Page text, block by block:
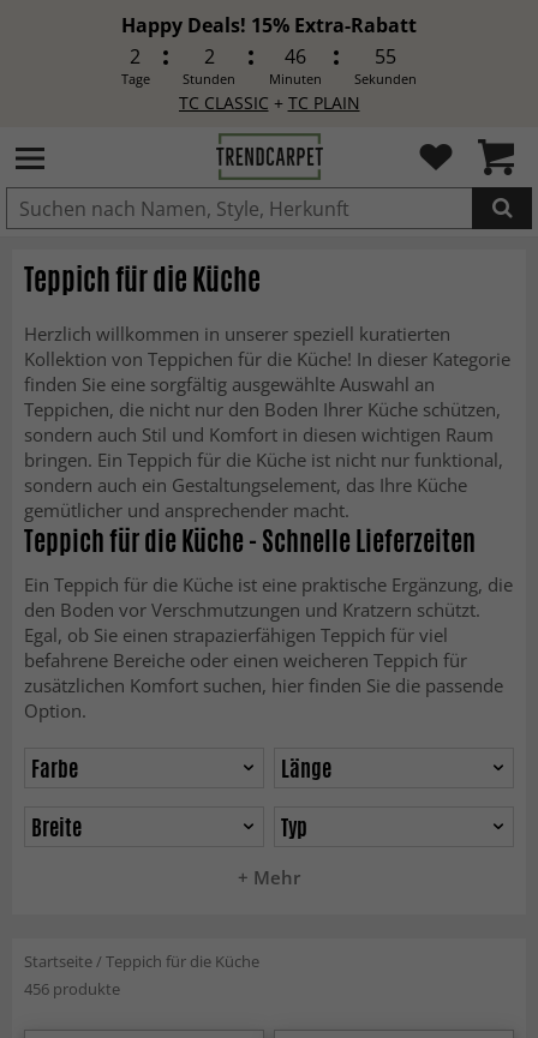
Happy Deals! 15% Extra-Rabatt
2
Tage
2
Stunden
46
Minuten
53
Sekunden
TC CLASSIC + TC PLAIN
IN DEN WARENKORB GELEGT.
Teppich für die Küche
Herzlich willkommen in unserer speziell kuratierten
Kollektion von Teppichen für die Küche! In dieser Kategorie
finden Sie eine sorgfältig ausgewählte Auswahl an
Teppichen, die nicht nur den Boden Ihrer Küche schützen,
sondern auch Stil und Komfort in diesen wichtigen Raum
bringen. Ein Teppich für die Küche ist nicht nur funktional,
sondern auch ein Gestaltungselement, das Ihre Küche
gemütlicher und ansprechender macht.
Teppich für die Küche - Schnelle Lieferzeiten
Ein Teppich für die Küche ist eine praktische Ergänzung, die
den Boden vor Verschmutzungen und Kratzern schützt.
Egal, ob Sie einen strapazierfähigen Teppich für viel
befahrene Bereiche oder einen weicheren Teppich für
zusätzlichen Komfort suchen, hier finden Sie die passende
Option.
+ Mehr
Farbe
Länge
Breite
Typ
Startseite/Teppich für die Küche
456 produkte